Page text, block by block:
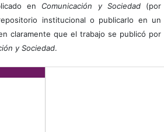
en Comunicación y Sociedad(por
institucional o publicarlo en un
claramente que el trabajo se publicó por
y Sociedad.